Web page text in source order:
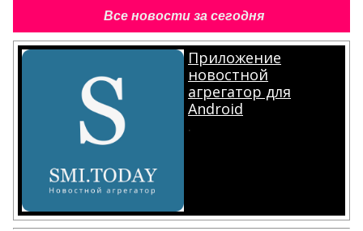
Все новости за сегодня
Приложение
новостной
агрегатор для
Android
.